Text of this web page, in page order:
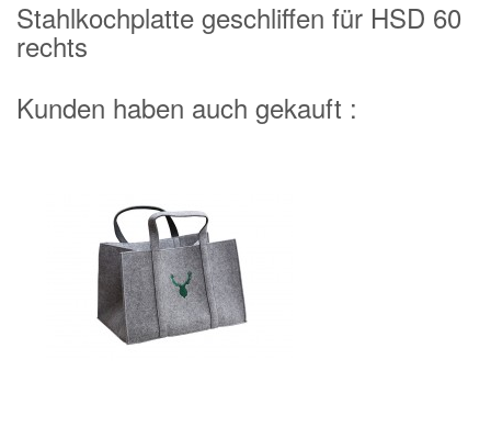
Stahlkochplatte geschliffen für HSD 60
rechts
Kunden haben auch gekauft :